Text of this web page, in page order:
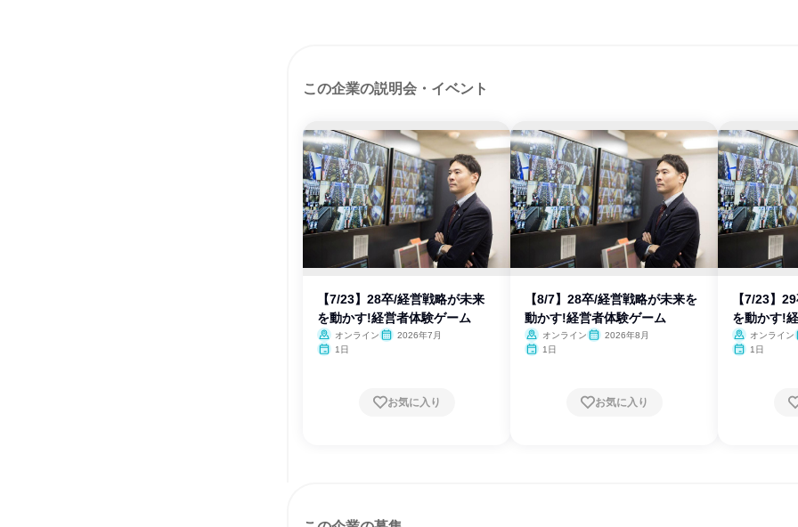
この企業の説明会・イベント
【7/23】28卒/経営戦略が未来
を動かす!経営者体験ゲーム
オンライン
2026年7月
1日
お気に入り
【8/7】28卒/経営戦略が未来を
動かす!経営者体験ゲーム
オンライン
2026年8月
1日
お気に入り
【7/23】
を動かす!
オンライン
1日